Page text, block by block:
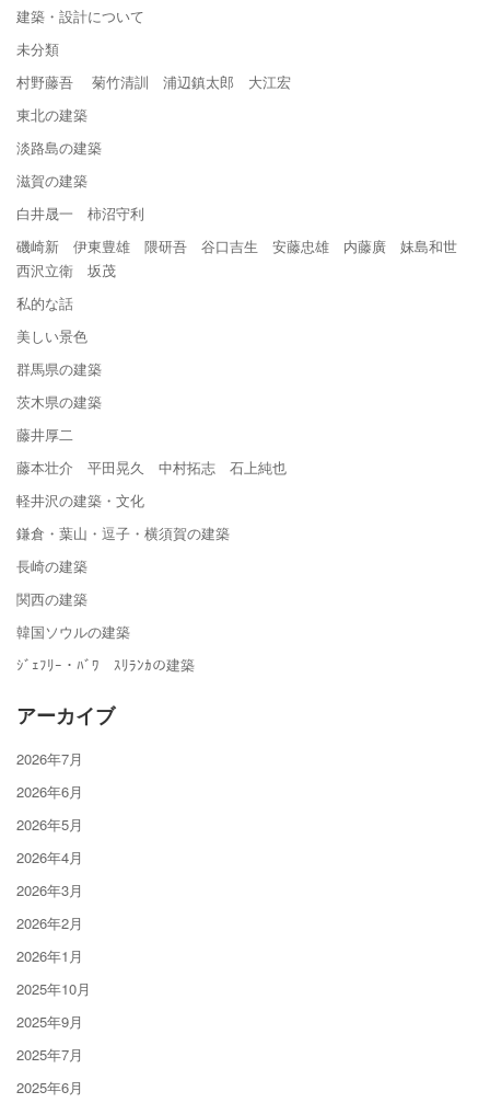
建築・設計について
未分類
村野藤吾 菊竹清訓 浦辺鎮太郎 大江宏
東北の建築
淡路島の建築
滋賀の建築
白井晟一 柿沼守利
磯崎新 伊東豊雄 隈研吾 谷口吉生 安藤忠雄 内藤廣 妹島和世
西沢立衛 坂茂
私的な話
美しい景色
群馬県の建築
茨木県の建築
藤井厚二
藤本壮介 平田晃久 中村拓志 石上純也
軽井沢の建築・文化
鎌倉・葉山・逗子・横須賀の建築
長崎の建築
関西の建築
韓国ソウルの建築
ｼﾞｪﾌﾘｰ・ﾊﾞﾜ ｽﾘﾗﾝｶの建築
アーカイブ
2026年7月
2026年6月
2026年5月
2026年4月
2026年3月
2026年2月
2026年1月
2025年10月
2025年9月
2025年7月
2025年6月